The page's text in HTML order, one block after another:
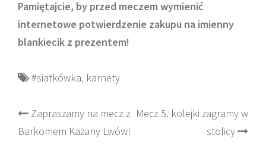
Pamiętajcie, by przed meczem wymienić
internetowe potwierdzenie zakupu na imienny
blankiecik z prezentem!
#siatkówka, karnety
Post
navigation
Zapraszamy na mecz z
Barkomem Każany Lwów!
Mecz 5. kolejki zagramy w
stolicy